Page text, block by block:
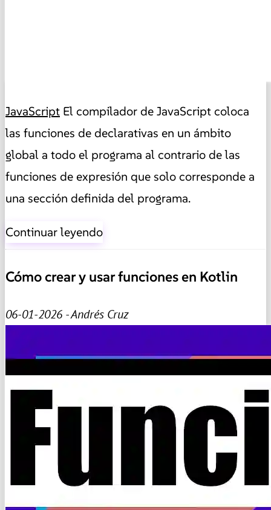
JavaScript El compilador de JavaScript coloca
las funciones de declarativas en un ámbito
global a todo el programa al contrario de las
funciones de expresión que solo corresponde a
una sección definida del programa.
Continuar leyendo
Cómo crear y usar funciones en Kotlin
06-01-2026 - Andrés Cruz